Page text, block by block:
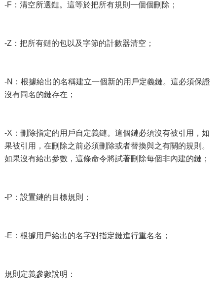
-F：清空所選鏈。這等於把所有規則一個個刪除；
-Z：把所有鏈的包以及字節的計數器清空；
-N：根據給出的名稱建立一個新的用戶定義鏈。這必須保證
沒有同名的鏈存在；
-X：刪除指定的用戶自定義鏈。這個鏈必須沒有被引用，如
果被引用，在刪除之前必須刪除或者替換與之有關的規則。
如果沒有給出參數，這條命令將試著刪除每個非內建的鏈；
-P：設置鏈的目標規則；
-E：根據用戶給出的名字對指定鏈進行重名名；
規則定義參數說明：